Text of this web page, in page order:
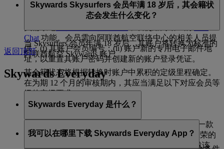
会员独立管理的个人账户，在这种情况下，登记的家长/
监护人将不再有权访问该会员的账户。要完成转换，会
Chat 功能。会员需向阿联酋航空联络中心的相关人员提
供：(i) 其账户会员编号；(ii) 账户新的专用电子邮件地
址，以重置其账户密码并创建新的账户登录凭证。
Skywards Skysurfers 会员年满 18 岁后，其会籍状
态会发生什么变化？
当 Skysurfers 会员年满 18 岁后，其账户将转换为标准的
阿联酋航空 Skywards 账户。
其会籍状态将根据转换时账户中累积的定级里程确定。
在为期 12 个月的审核期内，其应当满足以下对应会员等
级的定级要求：
金卡会员等级：50,000 定级里程
返回顶部
Skywards Everyday
Skywards Everyday 是什么？
是由阿联酋航空 Skywards 运营一款
移动应用程序，其是阿联酋航空和迪拜航空屡获殊荣的
常客忠诚计划通过 Skywards Everyday，你只需下载该
我可以在哪里下载 Skywards Everyday App？